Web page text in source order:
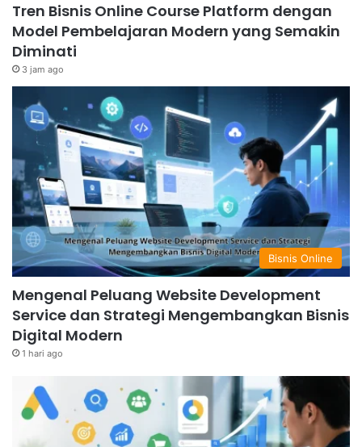
Tren Bisnis Online Course Platform dengan
Model Pembelajaran Modern yang Semakin
Diminati
3 jam ago
Bisnis Online
Mengenal Peluang Website Development
Service dan Strategi Mengembangkan Bisnis
Digital Modern
1 hari ago